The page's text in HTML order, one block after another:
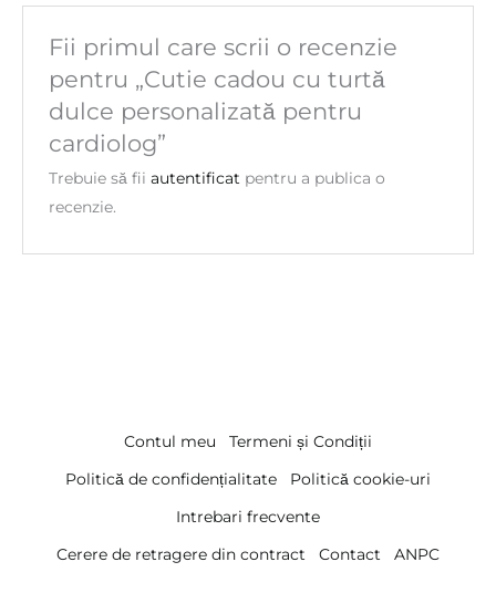
Fii primul care scrii o recenzie
pentru „Cutie cadou cu turtă
dulce personalizată pentru
cardiolog”
Trebuie să fiiautentificat pentru a publica o
recenzie.
Contul meu
Termeni și Condiții
Politică de confidențialitate
Politică cookie-uri
Intrebari frecvente
Cerere de retragere din contract
Contact ANPC